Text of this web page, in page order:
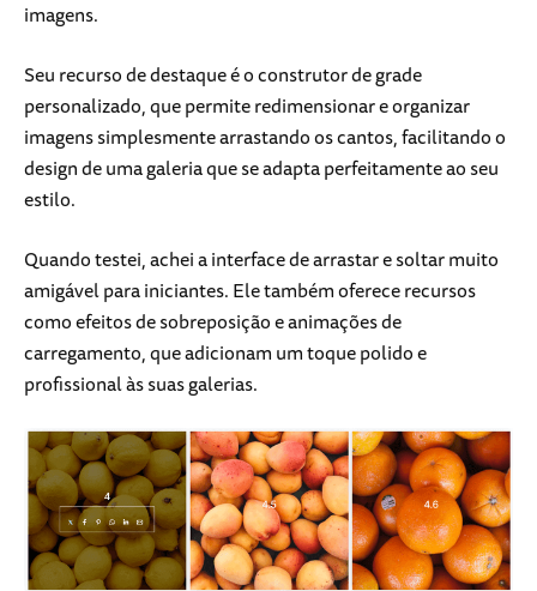
imagens.
Seu recurso de destaque é o construtor de grade
personalizado, que permite redimensionar e organizar
imagens simplesmente arrastando os cantos, facilitando o
design de uma galeria que se adapta perfeitamente ao seu
estilo.
Quando testei, achei a interface de arrastar e soltar muito
amigável para iniciantes. Ele também oferece recursos
como efeitos de sobreposição e animações de
carregamento, que adicionam um toque polido e
profissional às suas galerias.